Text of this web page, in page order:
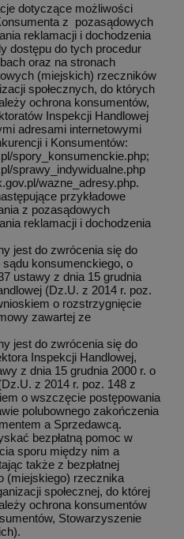
dotyczące możliwości
z pozasądowych
reklamacji i dochodzenia
dostępu do tych procedur
oraz na stronach
(miejskich) rzeczników
społecznych, do których
ochrona konsumentów,
Inspekcji Handlowej
adresami internetowymi
i Konsumentów:
spory_konsumenckie.php;
sprawy_indywidualne.php
wazne_adresy.php.
przykładowe
z pozasądowych
reklamacji i dochodzenia
jest do zwrócenia się do
sądu konsumenckiego, o
ustawy z dnia 15 grudnia
(Dz.U. z 2014 r. poz.
o rozstrzygnięcie
zawartej ze
jest do zwrócenia się do
Inspekcji Handlowej,
z dnia 15 grudnia 2000 r. o
z 2014 r. poz. 148 z
o wszczęcie postępowania
polubownego zakończenia
a Sprzedawcą.
bezpłatną pomoc w
sporu między nim a
także z bezpłatnej
(miejskiego) rzecznika
społecznej, do której
ochrona konsumentów
Stowarzyszenie